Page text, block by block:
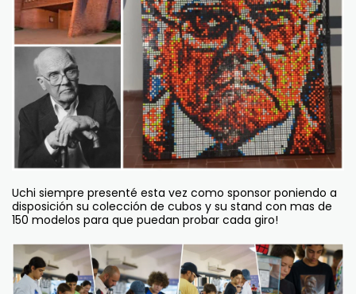
Uchi siempre presenté esta vez como sponsor poniendo a
disposición su colección de cubos y su stand con mas de
150 modelos para que puedan probar cada giro!